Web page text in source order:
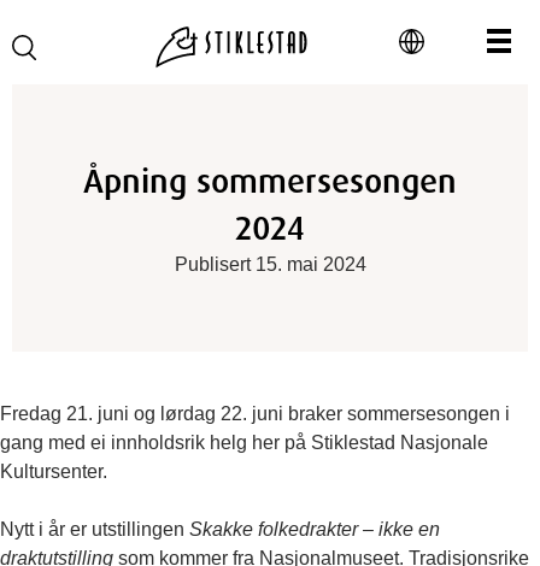
Åpning sommersesongen
2024
Publisert 15. mai 2024
Fredag 21. juni og lørdag 22. juni braker sommersesongen i
gang med ei innholdsrik helg her på Stiklestad Nasjonale
Kultursenter.
Nytt i år er utstillingen Skakke folkedrakter – ikke en
draktutstilling som kommer fra Nasjonalmuseet. Tradisjonsrike